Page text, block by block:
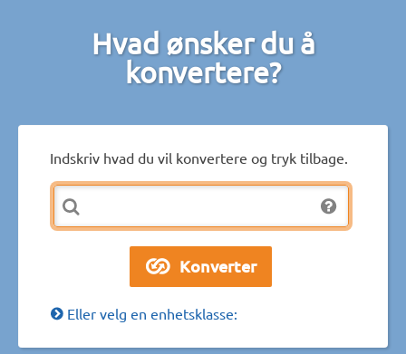
Hvad ønsker du å
konvertere?
Indskriv hvad du vil konvertere og tryk tilbage.
Eller velg en enhetsklasse: